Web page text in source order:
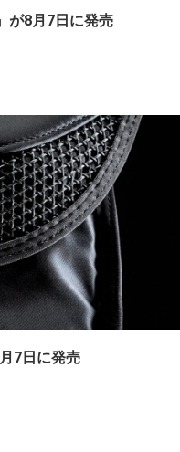
が8月7日に発売
7日に発売